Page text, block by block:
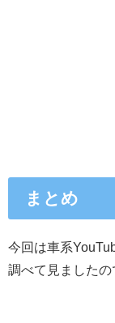
まとめ
今回は車系
調べて見ましたの